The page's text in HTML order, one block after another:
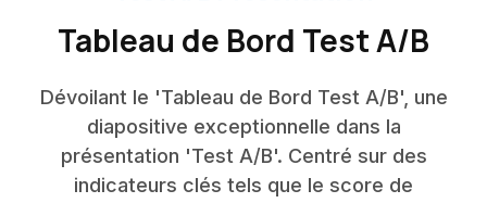
Tableau de Bord Test A/B
Dévoilant le 'Tableau de Bord Test A/B', une
diapositive exceptionnelle dans la
présentation 'Test A/B'. Centré sur des
indicateurs clés tels que le score de